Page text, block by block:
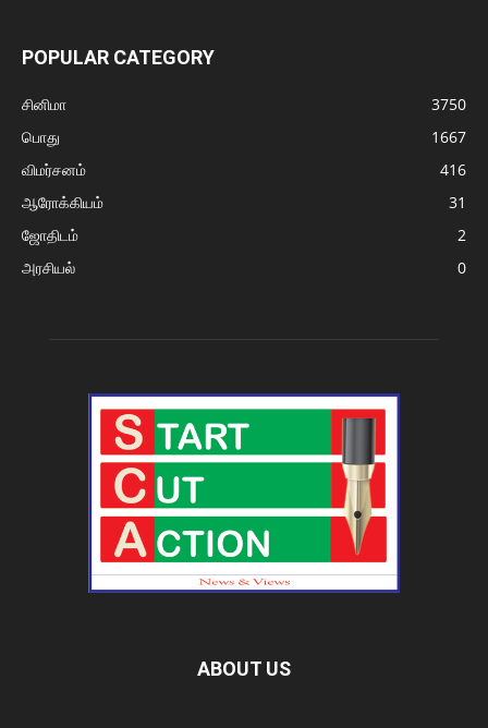
POPULAR CATEGORY
சினிமா
3750
பொது
1667
விமர்சனம்
416
ஆரோக்கியம்
31
ஜோதிடம்
2
அரசியல்
0
ABOUT US